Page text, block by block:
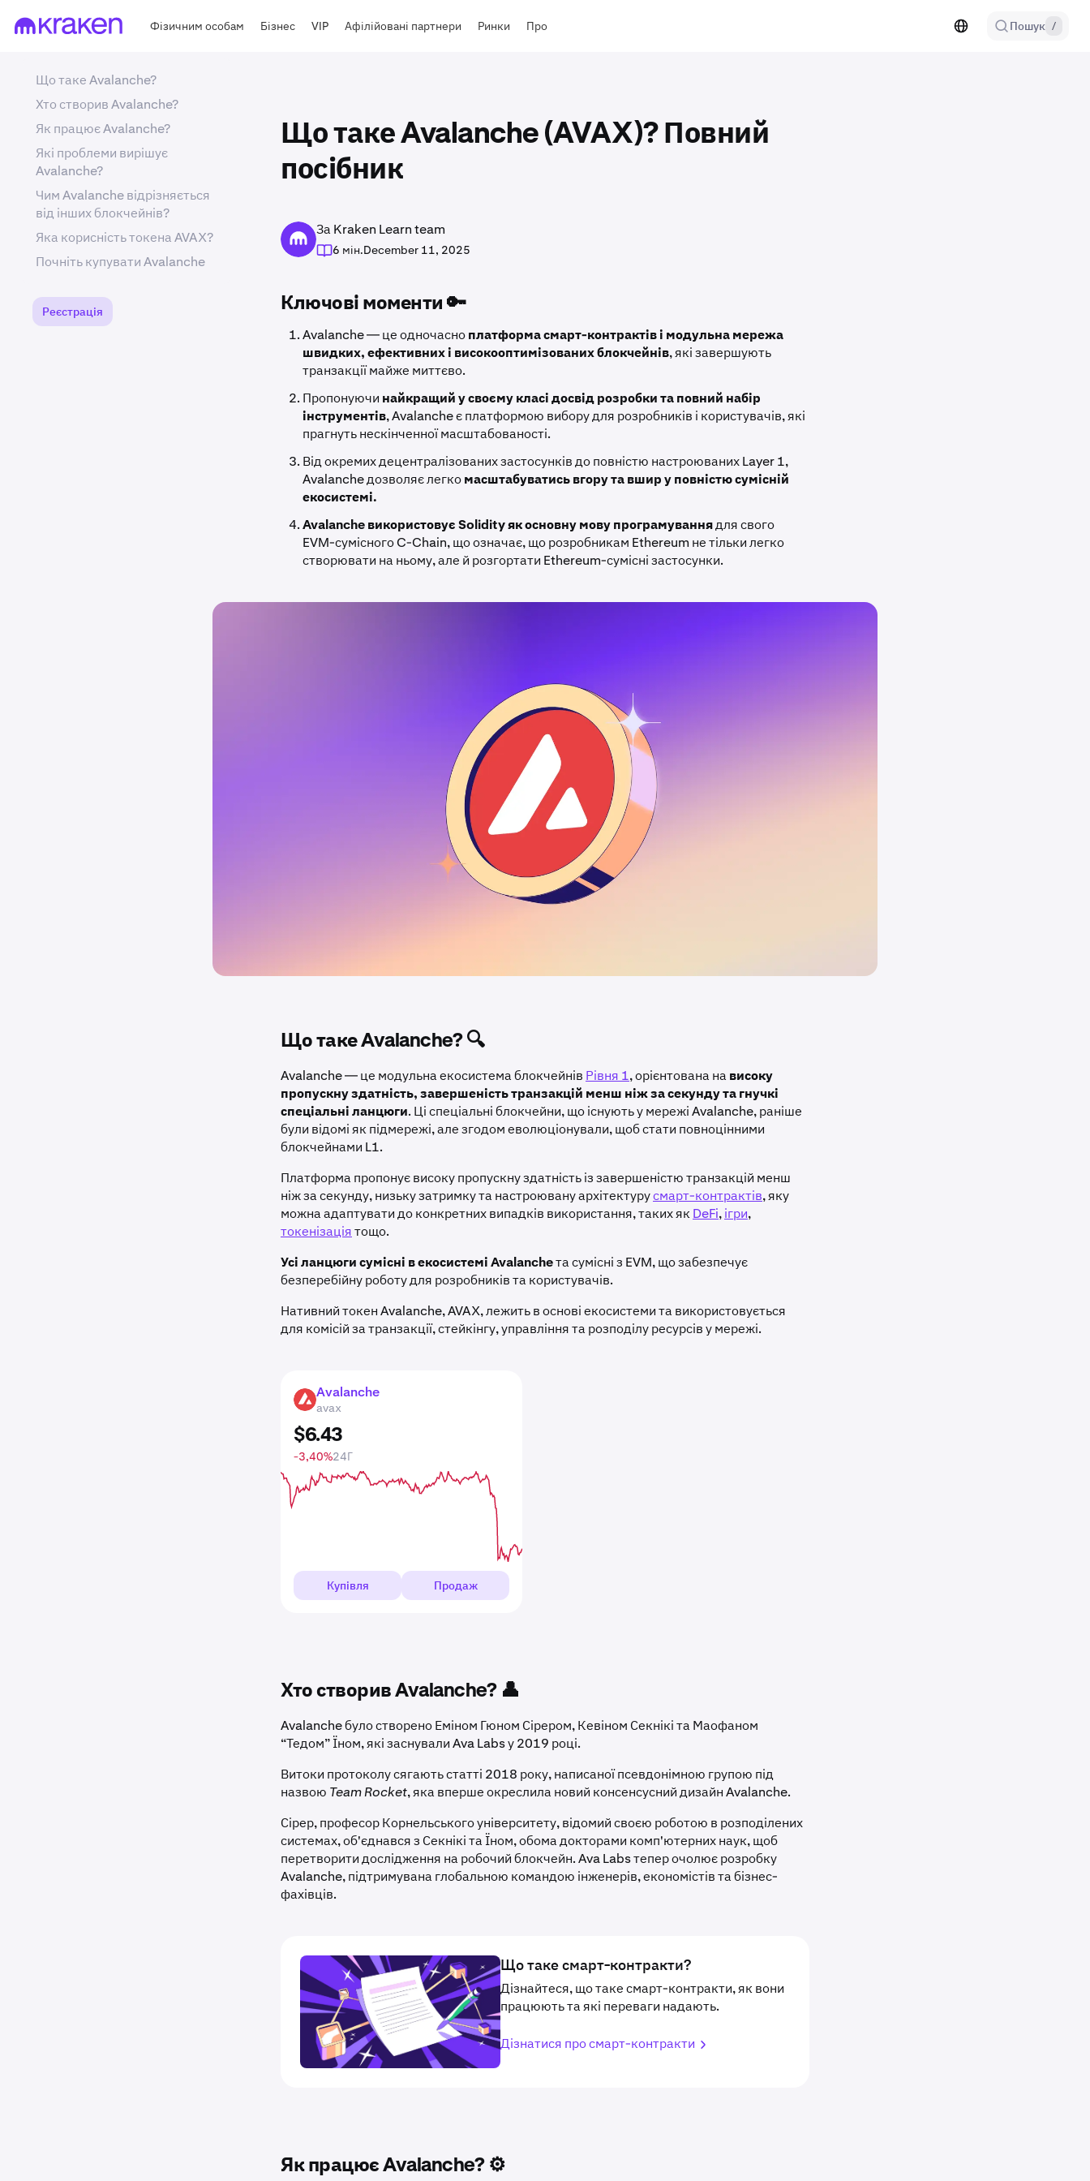
Фізичним особам Бізнес VIP Афілійовані партнери Ринки Про Пошук /
Що таке Avalanche (AVAX)? Повний
посібник
За Kraken Learn team
6 мін.December 11, 2025
Ключові моменти 🔑
Avalanche — це одночасноплатформа смарт-контрактів і модульна мережа
швидких, ефективних і високооптимізованих блокчейнів, які завершують
транзакції майже миттєво.
Пропонуючи найкращий у своєму класі досвід розробки та повний набір
інструментів, Avalanche є платформою вибору для розробників і користувачів, які
прагнуть нескінченної масштабованості.
Від окремих децентралізованих застосунків до повністю настроюваних Layer 1,
Avalanche дозволяє легкомасштабуватись вгору та вшир у повністю сумісній
екосистемі.
Avalanche використовує Solidity як основну мову програмуваннядля свого
EVM-сумісного C-Chain, що означає, що розробникам Ethereum не тільки легко
створювати на ньому, але й розгортати Ethereum-сумісні застосунки.
Що таке Avalanche? 🔍
Avalanche — це модульна екосистема блокчейнів Рівня 1, орієнтована на високу
пропускну здатність, завершеність транзакцій менш ніж за секунду та гнучкі
спеціальні ланцюги. Ці спеціальні блокчейни, що існують у мережі Avalanche, раніше
були відомі як підмережі, але згодом еволюціонували, щоб стати повноцінними
блокчейнами L1.
Платформа пропонує високу пропускну здатність із завершеністю транзакцій менш
ніж за секунду, низьку затримку та настроювану архітектурусмарт-контрактів, яку
можна адаптувати до конкретних випадків використання, таких якDeFi,ігри,
токенізаціятощо.
Усі ланцюги сумісні в екосистемі Avalancheта сумісні з EVM, що забезпечує
безперебійну роботу для розробників та користувачів.
Нативний токен Avalanche, AVAX, лежить в основі екосистеми та використовується
для комісій за транзакції, стейкінгу, управління та розподілу ресурсів у мережі.
AVAX Avalanche
avax
$6.43
-3,40%24Г
Купівля Продаж
Хто створив Avalanche? 👤
Avalanche було створено Еміном Гюном Сірером, Кевіном Секнікі та Маофаном
“Тедом” Їном, які заснували Ava Labs у 2019 році.
Витоки протоколу сягають статті 2018 року, написаної псевдонімною групою під
назвою Team Rocket, яка вперше окреслила новий консенсусний дизайн Avalanche.
Сірер, професор Корнельського університету, відомий своєю роботою в розподілених
системах, об'єднався з Секнікі та Їном, обома докторами комп'ютерних наук, щоб
перетворити дослідження на робочий блокчейн. Ava Labs тепер очолює розробку
Avalanche, підтримувана глобальною командою інженерів, економістів та бізнес-
фахівців.
Що таке смарт-контракти?
Дізнайтеся, що таке смарт-контракти, як вони
працюють та які переваги надають.
Дізнатися про смарт-контракти
Як працює Avalanche? ⚙️
Що таке Avalanche?
Хто створив Avalanche?
Як працює Avalanche?
Які проблеми вирішує
Avalanche?
Чим Avalanche відрізняється
від інших блокчейнів?
Яка корисність токена AVAX?
Почніть купувати Avalanche
Реєстрація